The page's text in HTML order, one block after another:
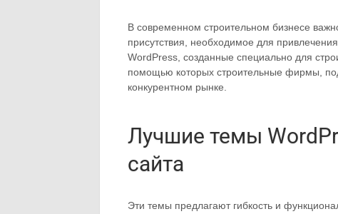
В современном строительном бизнесе
присутствия, необходимое для
WordPress, созданные специально для
помощью которых строительные фирмы,
конкурентном рынке.
Лучшие темы
сайта
Эти темы предлагают гибкость и